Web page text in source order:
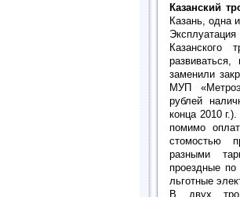
Казанский
Казань, одна
Казанского
заменили
МУП
рублей
конца 2010
помимо
стомостью
разными
проездные
льготные
В двух